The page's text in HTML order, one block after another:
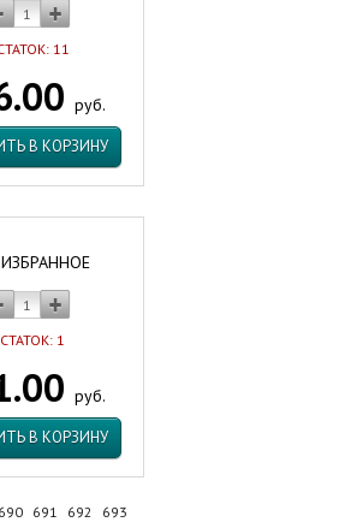
11
руб.
В КОРЗИНУ
1
руб.
В КОРЗИНУ
690 691 692
693